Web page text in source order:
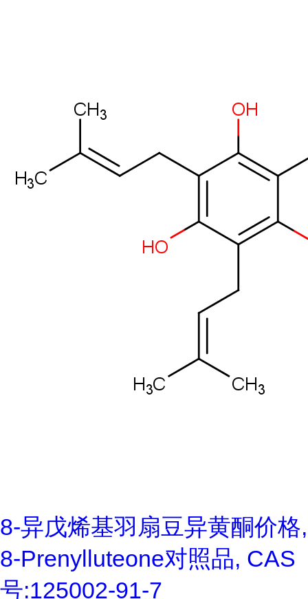
8-异戊烯基羽扇豆异黄酮价格,
8-Prenylluteone对照品, CAS
号:125002-91-7